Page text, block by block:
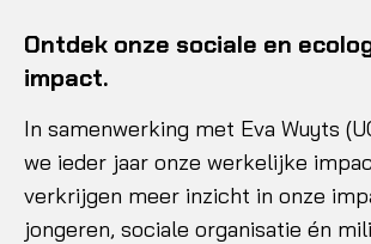
Ontdek onze sociale en
impact.
In samenwerking met Eva Wuyts
we ieder jaar onze werkelijke
verkrijgen meer inzicht in onze
jongeren, sociale organisatie én